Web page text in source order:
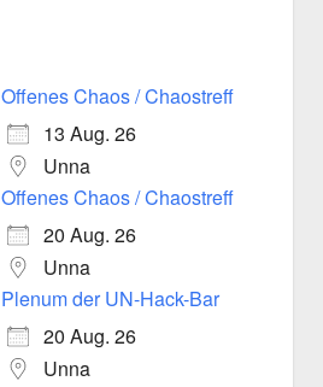
Offenes Chaos / Chaostreff
13 Aug. 26
Unna
Offenes Chaos / Chaostreff
20 Aug. 26
Unna
Plenum der UN-Hack-Bar
20 Aug. 26
Unna